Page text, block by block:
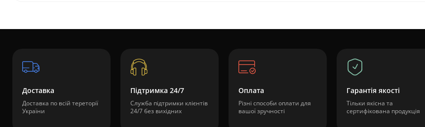
Доставка
Доставка по всій тереторії
України
Підтримка 24/7
Служба підтримки клієнтів
24/7 без вихідних
Оплата
Різні способи оплати для
вашої зручності
Гарантія якості
Тільки якісна та
сертифікована продукція